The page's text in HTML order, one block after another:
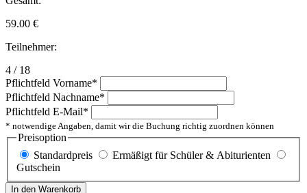
59.00 €
Teilnehmer:
4 / 18
Pflichtfeld Vorname*
Pflichtfeld Nachname*
Pflichtfeld E-Mail*
* notwendige Angaben, damit wir die Buchung richtig zuordnen können
Preisoption
Standardpreis
Ermäßigt für Schüler & Abiturienten
Gutschein